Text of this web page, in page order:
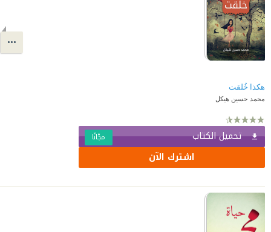
هكذا خُلقت
محمد حسين هيكل
تحميل الكتاب مجّانًا
اشترك الآن